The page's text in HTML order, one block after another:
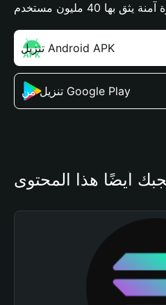
40 مليون مستخدم
تنزيل Android APK
تنزيل من Google Play
أيضًا هذا المحتوى